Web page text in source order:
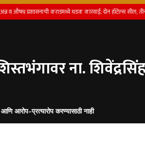
प्रशासनाची कराडमध्ये धडक कारवाई; दोन हॉटेल्स सील, तीन
ना.
आरोप-प्रत्यारोप करण्यासाठी नाही